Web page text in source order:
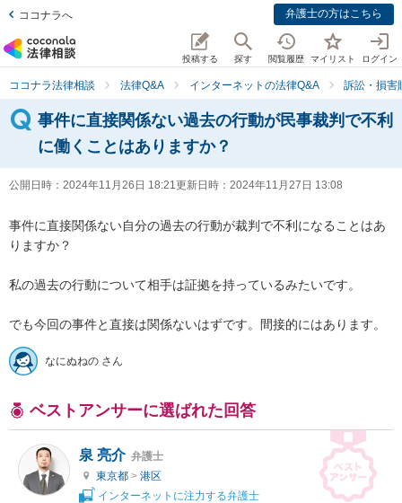
ココナラへ 弁護士の方はこちら
投稿する 探す 閲覧履歴 マイリスト ログイン
ココナラ法律相談 法律Q&A インターネットの法律Q&A 訴訟・損害
事件に直接関係ない過去の行動が民事裁判で不利
に働くことはありますか？
公開日時： 2024年11月26日 18:21更新日時： 2024年11月27日 13:08
事件に直接関係ない自分の過去の行動が裁判で不利になることはあ
りますか？
私の過去の行動について相手は証拠を持っているみたいです。
でも今回の事件と直接は関係ないはずです。間接的にはあります。
なにぬねの さん
ベストアンサーに選ばれた回答
泉 亮介 弁護士
東京都 > 港区
インターネットに注力する弁護士